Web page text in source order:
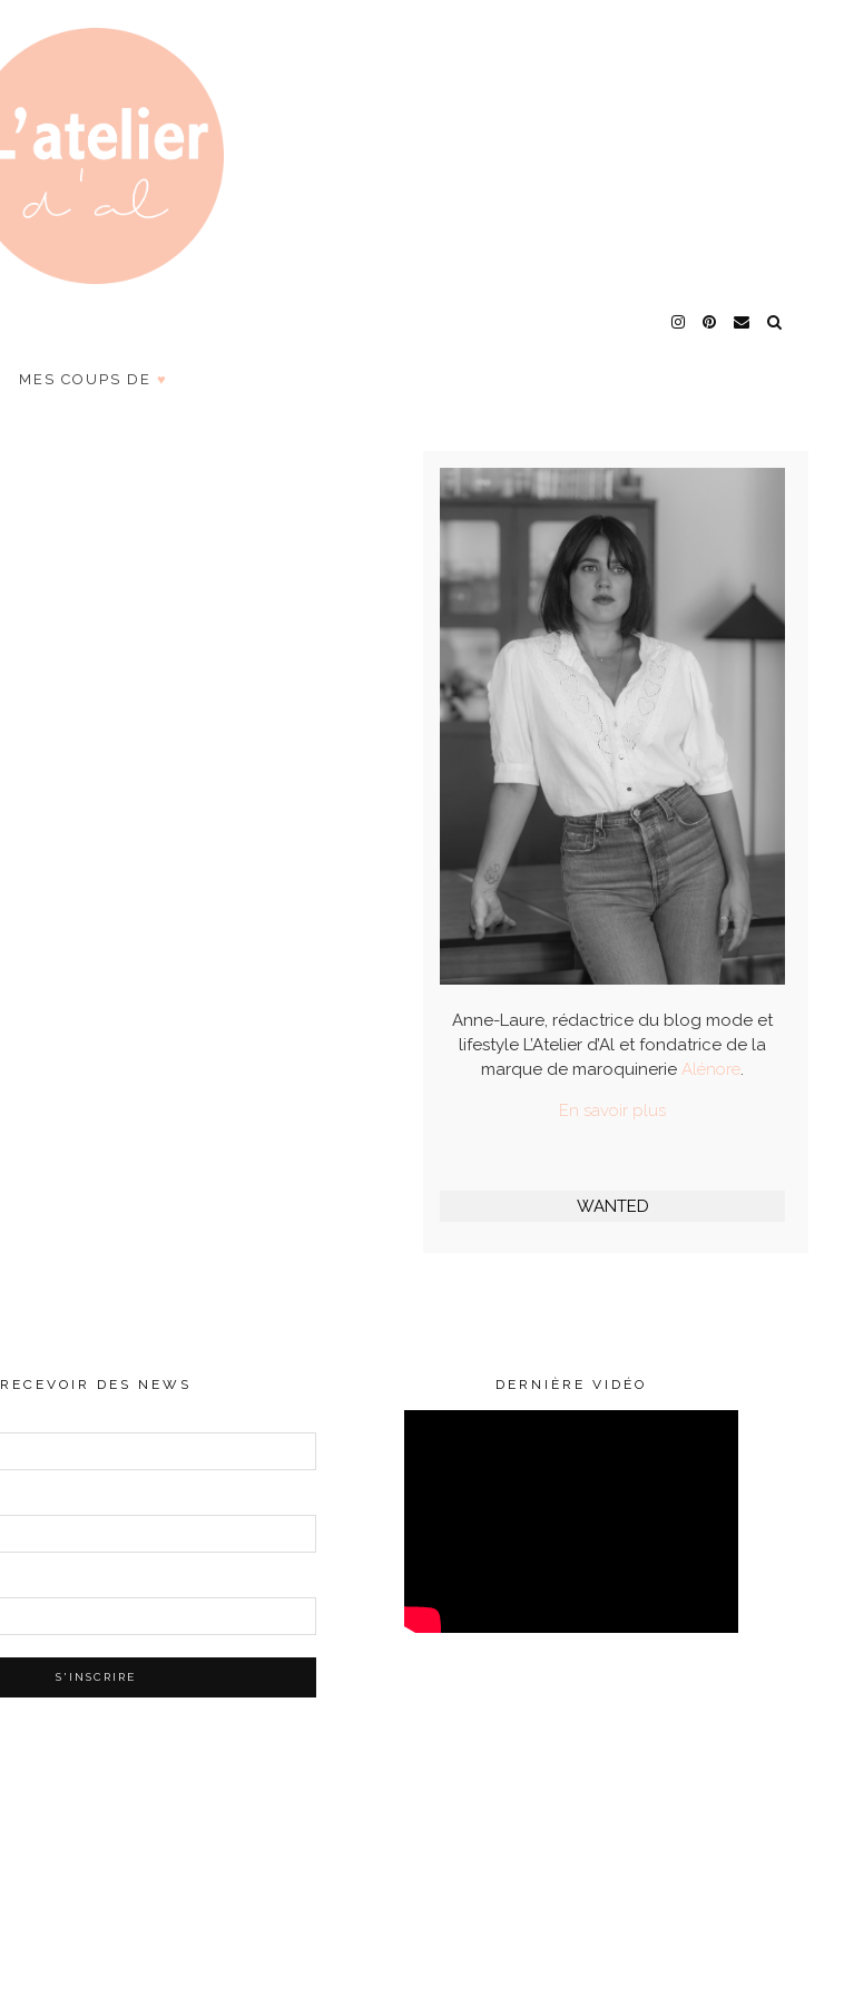
MES COUPS DE ♥
Anne-Laure, rédactrice du blog mode et
lifestyle L’Atelier d’Al et fondatrice de la
marque de maroquinerieAlénore.
En savoir plus
WANTED
RECEVOIR DES NEWS DERNIÈRE VIDÉO